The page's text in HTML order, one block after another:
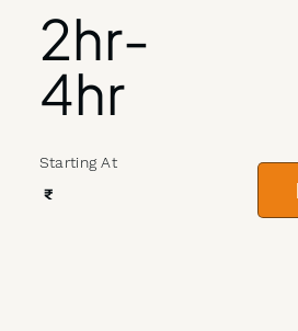
2hr-
4hr
Starting At
₹